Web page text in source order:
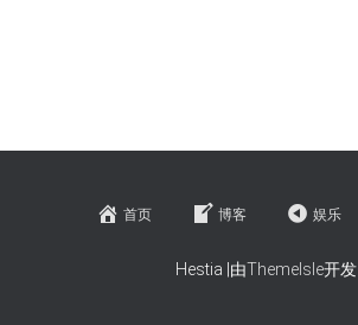
首页 博客 娱乐
Hestia |由ThemeIsle开发